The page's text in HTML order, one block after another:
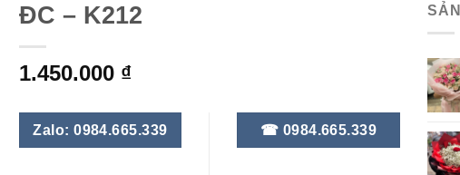
ĐC – K212
1.450.000 ₫
Zalo: 0984.665.339 ☎ 0984.665.339